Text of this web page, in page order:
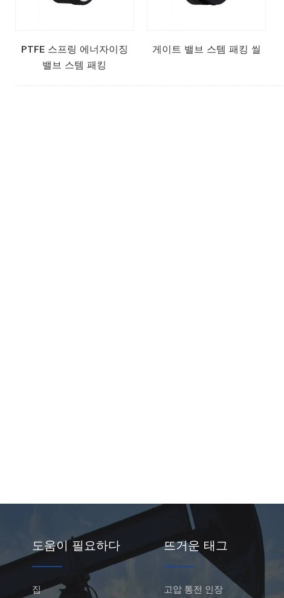
PTFE 스프링 에너자이징
밸브 스템 패킹
게이트 밸브 스템 패킹 씰
도움이 필요하다
집
뜨거운 태그
고압 통전 인장